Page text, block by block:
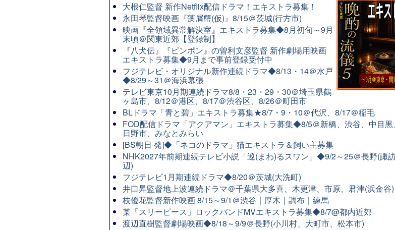
大根仁監督 新作Netflix配信ドラマ！エキストラ募集！
永田琴監督映画『藻屑蟹(仮)』8/15＠茨城(行方市)
映画『全領域異常解決室』エキストラ募集◆8月初旬～9月
末頃＠関東近郊【登録制】
『八犬伝』『ピンポン』の曽利文彦監督 新作劇場用映画
エキストラ募集◆9月まで事前登録受付中
フジテレビ・オリジナル新作連続ドラマ◆8/13・14＠水戸
◆8/29～31＠海浜幕張
テレビ東京10月期連続ドラマ8/8・23・29・30＠埼玉県鶴
ヶ島市、8/12＠港区、8/17＠渋谷区、8/26＠町田市
BLドラマ「青と碧」エキストラ募集★8/7・9・10＠代沢、8/17＠稲毛
FOD配信ドラマ「アクアマン」エキストラ募集◆8/5＠新橋、渋谷、中目黒
日野市、みなとみらい
[BS朝日 発]◆「ネコのドラマ」猫エキストラ＆飼い主募集
NHK2027年前期連続テレビ小説「巡(まわ)るスワン」◆9/2～25＠長野(諏
辺)
フジテレビ1月期連続ドラマ◆8/20＠茨城(大洗町)
井口昇監督地上波連続ドラマ＠千葉県大多喜、木更津、市原、君津(浜金谷
枝優花監督新作映画 8/15～9/1＠渋谷｜厚木｜調布｜練馬
某「スリーピース」ロックバンドMVエキストラ募集◆8/7@都内近郊
渡辺直樹監督劇場映画◆8/18～9/9＠長野(小川村、大町市、松本市)